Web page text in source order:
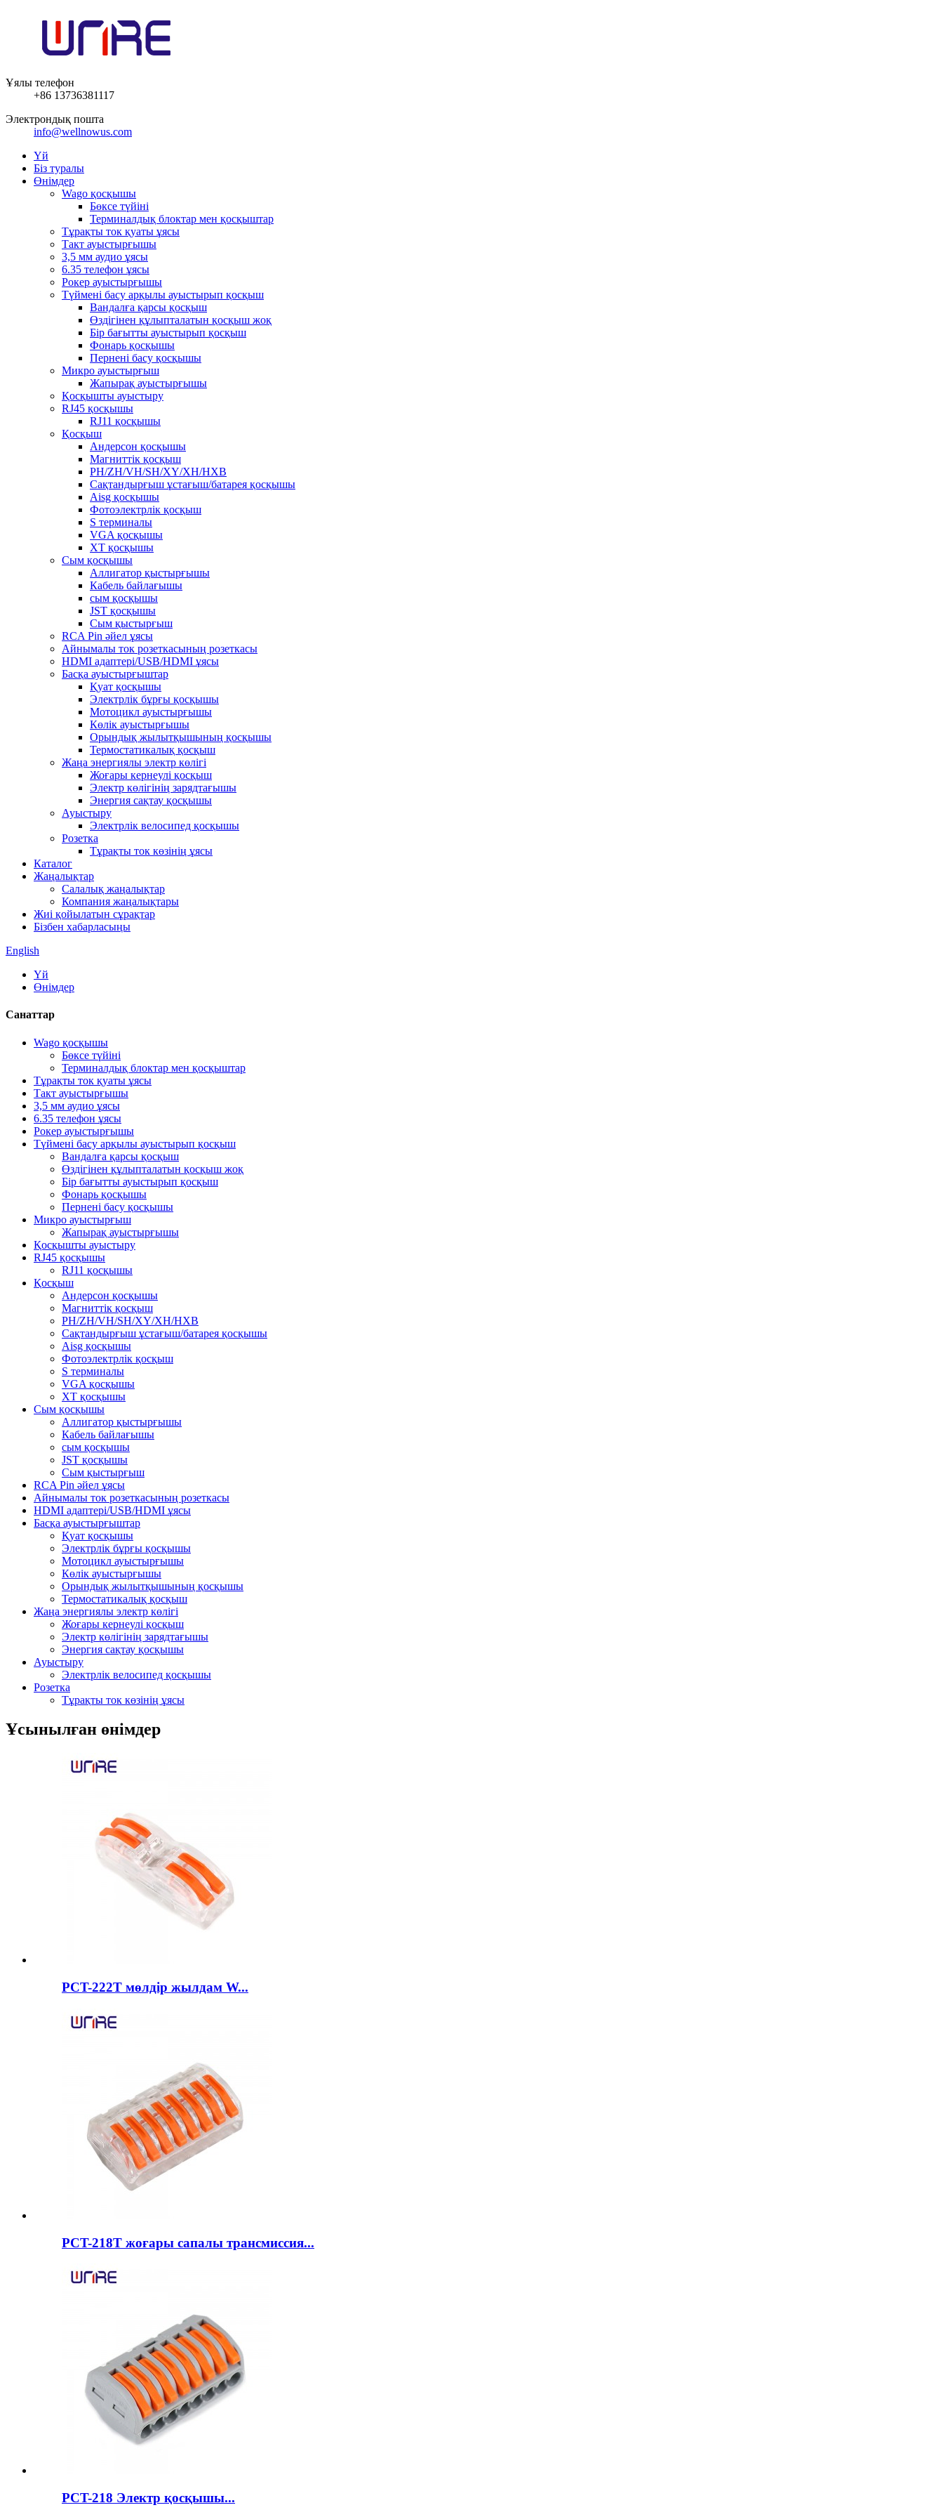
Ұялы телефон
+86 13736381117
Электрондық пошта
info@wellnowus.com
Үй
Біз туралы
Өнімдер
Wago қосқышы
Бөксе түйіні
Терминалдық блоктар мен қосқыштар
Тұрақты ток қуаты ұясы
Такт ауыстырғышы
3,5 мм аудио ұясы
6.35 телефон ұясы
Рокер ауыстырғышы
Түймені басу арқылы ауыстырып қосқыш
Вандалға қарсы қосқыш
Өздігінен құлыпталатын қосқыш жоқ
Бір бағытты ауыстырып қосқыш
Фонарь қосқышы
Пернені басу қосқышы
Микро ауыстырғыш
Жапырақ ауыстырғышы
Қосқышты ауыстыру
RJ45 қосқышы
RJ11 қосқышы
Қосқыш
Андерсон қосқышы
Магниттік қосқыш
PH/ZH/VH/SH/XY/XH/HXB
Сақтандырғыш ұстағыш/батарея қосқышы
Aisg қосқышы
Фотоэлектрлік қосқыш
S терминалы
VGA қосқышы
XT қосқышы
Сым қосқышы
Аллигатор қыстырғышы
Кабель байлағышы
сым қосқышы
JST қосқышы
Сым қыстырғыш
RCA Pin әйел ұясы
Айнымалы ток розеткасының розеткасы
HDMI адаптері/USB/HDMI ұясы
Басқа ауыстырғыштар
Қуат қосқышы
Электрлік бұрғы қосқышы
Мотоцикл ауыстырғышы
Көлік ауыстырғышы
Орындық жылытқышының қосқышы
Термостатикалық қосқыш
Жаңа энергиялы электр көлігі
Жоғары кернеулі қосқыш
Электр көлігінің зарядтағышы
Энергия сақтау қосқышы
Ауыстыру
Электрлік велосипед қосқышы
Розетка
Тұрақты ток көзінің ұясы
Каталог
Жаңалықтар
Салалық жаңалықтар
Компания жаңалықтары
Жиі қойылатын сұрақтар
Бізбен хабарласыңы
English
Үй
Өнімдер
Санаттар
Wago қосқышы
Бөксе түйіні
Терминалдық блоктар мен қосқыштар
Тұрақты ток қуаты ұясы
Такт ауыстырғышы
3,5 мм аудио ұясы
6.35 телефон ұясы
Рокер ауыстырғышы
Түймені басу арқылы ауыстырып қосқыш
Вандалға қарсы қосқыш
Өздігінен құлыпталатын қосқыш жоқ
Бір бағытты ауыстырып қосқыш
Фонарь қосқышы
Пернені басу қосқышы
Микро ауыстырғыш
Жапырақ ауыстырғышы
Қосқышты ауыстыру
RJ45 қосқышы
RJ11 қосқышы
Қосқыш
Андерсон қосқышы
Магниттік қосқыш
PH/ZH/VH/SH/XY/XH/HXB
Сақтандырғыш ұстағыш/батарея қосқышы
Aisg қосқышы
Фотоэлектрлік қосқыш
S терминалы
VGA қосқышы
XT қосқышы
Сым қосқышы
Аллигатор қыстырғышы
Кабель байлағышы
сым қосқышы
JST қосқышы
Сым қыстырғыш
RCA Pin әйел ұясы
Айнымалы ток розеткасының розеткасы
HDMI адаптері/USB/HDMI ұясы
Басқа ауыстырғыштар
Қуат қосқышы
Электрлік бұрғы қосқышы
Мотоцикл ауыстырғышы
Көлік ауыстырғышы
Орындық жылытқышының қосқышы
Термостатикалық қосқыш
Жаңа энергиялы электр көлігі
Жоғары кернеулі қосқыш
Электр көлігінің зарядтағышы
Энергия сақтау қосқышы
Ауыстыру
Электрлік велосипед қосқышы
Розетка
Тұрақты ток көзінің ұясы
Ұсынылған өнімдер
PCT-222T мөлдір жылдам W...
PCT-218T жоғары сапалы трансмиссия...
PCT-218 Электр қосқышы...